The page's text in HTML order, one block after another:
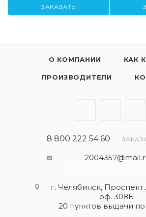
ЗАКАЗАТЬ
О КОМПАНИИ КАК
ПРОИЗВОДИТЕЛИ
8 800 222 54 60
г. Челябинск, Проспект
оф. 308Б
20 пунктов выдачи